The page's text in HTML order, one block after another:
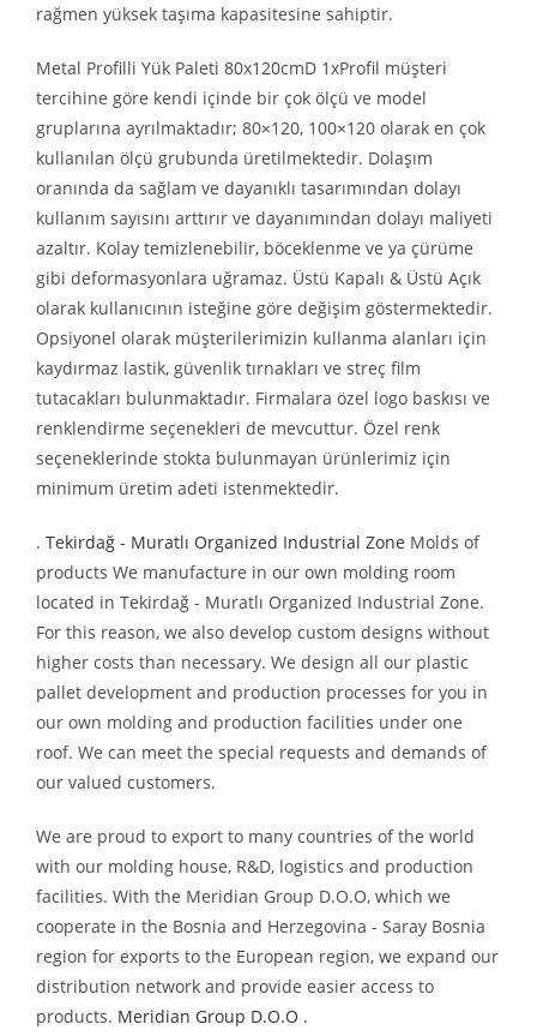
rağmen yüksek taşıma kapasitesine sahiptir.
Metal Profilli Yük Paleti 80x120cmD 1xProfil müşteri
tercihine göre kendi içinde bir çok ölçü ve model
gruplarına ayrılmaktadır; 80×120, 100×120 olarak en çok
kullanılan ölçü grubunda üretilmektedir. Dolaşım
oranında da sağlam ve dayanıklı tasarımından dolayı
kullanım sayısını arttırır ve dayanımından dolayı maliyeti
azaltır. Kolay temizlenebilir, böceklenme ve ya çürüme
gibi deformasyonlara uğramaz. Üstü Kapalı & Üstü Açık
olarak kullanıcının isteğine göre değişim göstermektedir.
Opsiyonel olarak müşterilerimizin kullanma alanları için
kaydırmaz lastik, güvenlik tırnakları ve streç film
tutacakları bulunmaktadır. Firmalara özel logo baskısı ve
renklendirme seçenekleri de mevcuttur. Özel renk
seçeneklerinde stokta bulunmayan ürünlerimiz için
minimum üretim adeti istenmektedir.
. Tekirdağ - Muratlı Organized Industrial Zone Molds of
products We manufacture in our own molding room
located in Tekirdağ - Muratlı Organized Industrial Zone.
For this reason, we also develop custom designs without
higher costs than necessary. We design all our plastic
pallet development and production processes for you in
our own molding and production facilities under one
roof. We can meet the special requests and demands of
our valued customers.
We are proud to export to many countries of the world
with our molding house, R&D, logistics and production
facilities. With the Meridian Group D.O.O, which we
cooperate in the Bosnia and Herzegovina - Saray Bosnia
region for exports to the European region, we expand our
distribution network and provide easier access to
products. Meridian Group D.O.O .